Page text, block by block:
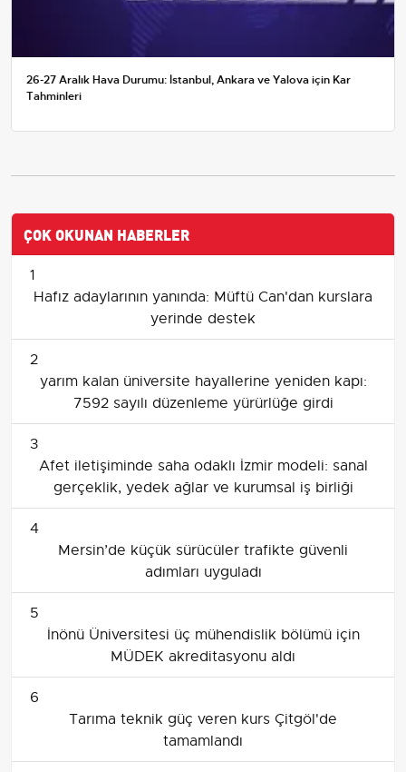
26-27 Aralık Hava Durumu: İstanbul, Ankara ve Yalova için Kar
Tahminleri
ÇOK OKUNAN HABERLER
1
Hafız adaylarının yanında: Müftü Can'dan kurslara
yerinde destek
2
yarım kalan üniversite hayallerine yeniden kapı:
7592 sayılı düzenleme yürürlüğe girdi
3
Afet iletişiminde saha odaklı İzmir modeli: sanal
gerçeklik, yedek ağlar ve kurumsal iş birliği
4
Mersin’de küçük sürücüler trafikte güvenli
adımları uyguladı
5
İnönü Üniversitesi üç mühendislik bölümü için
MÜDEK akreditasyonu aldı
6
Tarıma teknik güç veren kurs Çitgöl'de
tamamlandı